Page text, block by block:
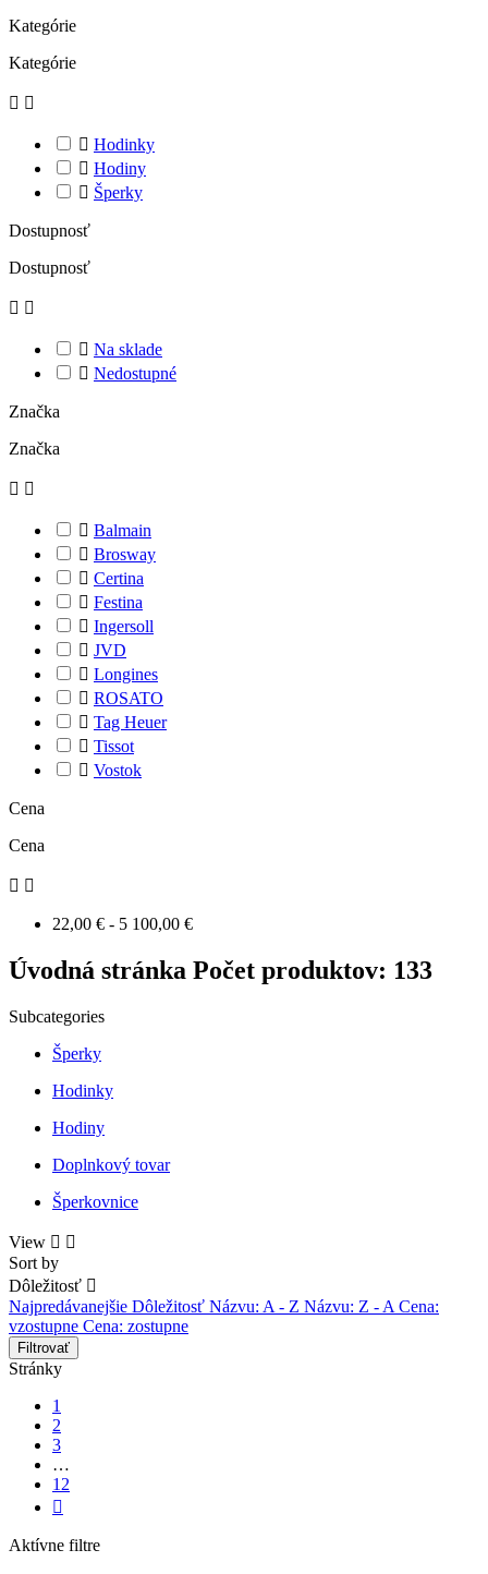
Kategórie
Kategórie
 
 Hodinky
 Hodiny
 Šperky
Dostupnosť
Dostupnosť
 
 Na sklade
 Nedostupné
Značka
Značka
 
 Balmain
 Brosway
 Certina
 Festina
 Ingersoll
 JVD
 Longines
 ROSATO
 Tag Heuer
 Tissot
 Vostok
Cena
Cena
 
22,00 € - 5 100,00 €
Úvodná stránka Počet produktov: 133
Subcategories
Šperky
Hodinky
Hodiny
Doplnkový tovar
Šperkovnice
View  
Sort by
Dôležitosť 
Najpredávanejšie Dôležitosť Názvu: A - Z Názvu: Z - A Cena:
vzostupne Cena: zostupne
Filtrovať
Stránky
1
2
3
…
12

Aktívne filtre